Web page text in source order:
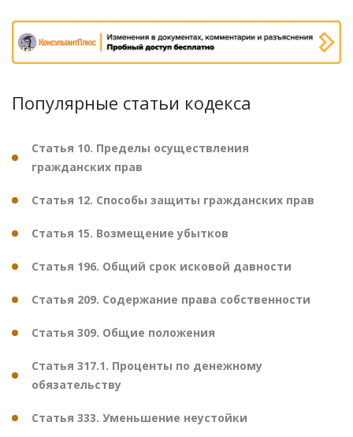
Популярные статьи кодекса
Статья 10. Пределы осуществления
гражданских прав
Статья 12. Способы защиты гражданских прав
Статья 15. Возмещение убытков
Статья 196. Общий срок исковой давности
Статья 209. Содержание права собственности
Статья 309. Общие положения
Статья 317.1. Проценты по денежному
обязательству
Статья 333. Уменьшение неустойки